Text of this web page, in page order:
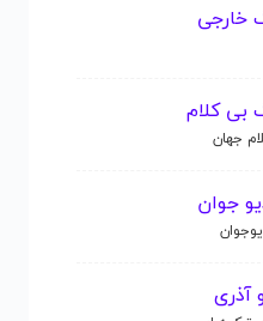
خارجی
بی کلام
جهان
جوان
آذری